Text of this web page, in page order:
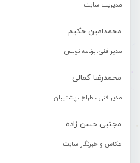
مدیریت سایت
محمدامین حکیم
مدیر فنی، برنامه نویس
محمدرضا کمالی
مدیر فنی ، طراح ، پشتیبان
مجتبی حسن زاده
عکاس و خبرنگار سایت